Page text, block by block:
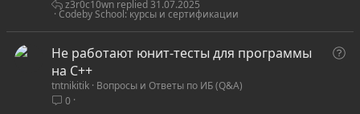
Codeby School: курсы и сертификации
31.07.2025
z3r0c10wn
В
Не работают юнит-тесты для программы
на C++
tntnikitik Вопросы и Ответы по ИБ (Q&A)
0